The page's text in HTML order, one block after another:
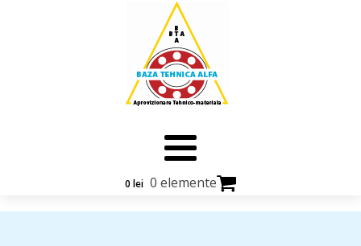
0 lei 0 elemente